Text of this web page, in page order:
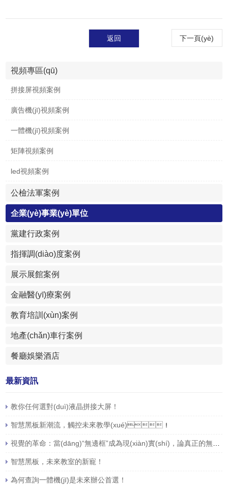
返回 下一頁(yè)
視頻專區(qū)
拼接屏視頻案例
廣告機(jī)視頻案例
一體機(jī)視頻案例
矩陣視頻案例
led視頻案例
公檢法軍案例
企業(yè)事業(yè)單位
黨建行政案例
指揮調(diào)度案例
展示展館案例
金融醫(yī)療案例
教育培訓(xùn)案例
地產(chǎn)車行案例
餐廳娛樂酒店
最新資訊
教你任何選對(duì)液晶拼接大屏！
智慧黑板新潮流，觸控未來教學(xué)！
智慧黑板，未來教室的新寵！
為何查詢一體機(jī)是未來辦公首選！